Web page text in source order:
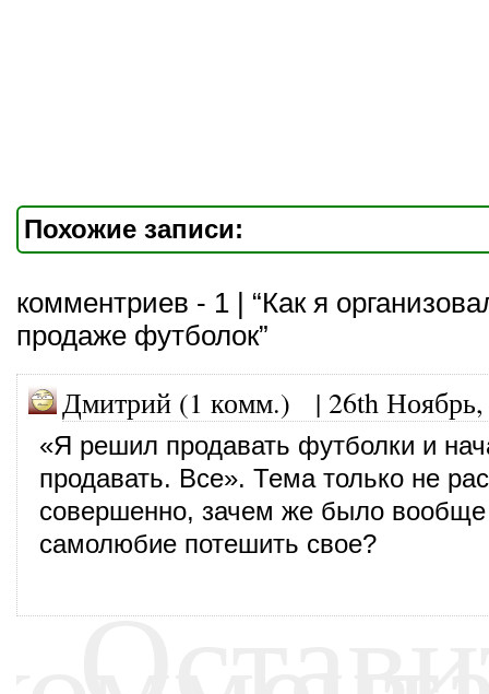
Похожие записи:
комментриев - 1 | “Как я
продаже футболок”
Дмитрий (1 комм.) | 26th
«Я решил продавать футболки и
продавать. Все». Тема только не
совершенно, зачем же было
самолюбие потешить свое?